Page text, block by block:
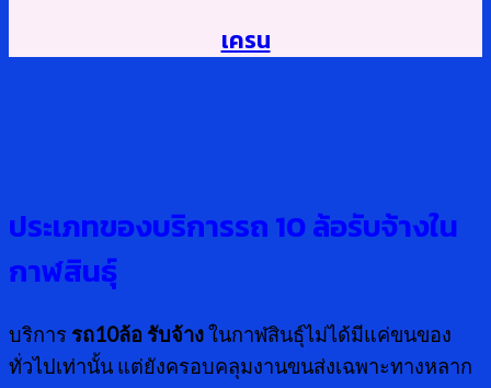
เครน
ประเภทของบริการรถ10 ล้อรับจ้างใน
กาฬสินธุ์
บริการ รถ10ล้อ รับจ้างในกาฬสินธุ์ไม่ได้มีแค่ขนของ
ทั่วไปเท่านั้น แต่ยังครอบคลุมงานขนส่งเฉพาะทางหลาก